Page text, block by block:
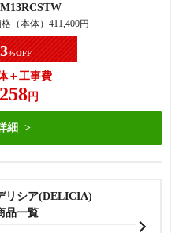
（本体） 411,400円
%OFF
＋工事費
円
細
リシア(DELICIA)
品一覧